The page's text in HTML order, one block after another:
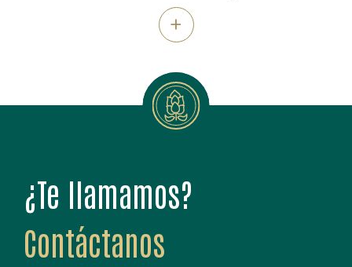
seleccionados que garantizan sabor auténtico, textura
cremosa y una calidad constante. Perfectas para los
productos diferenciados y a la vez sorprender a sus
+
¿Te llamamos?
Contáctanos